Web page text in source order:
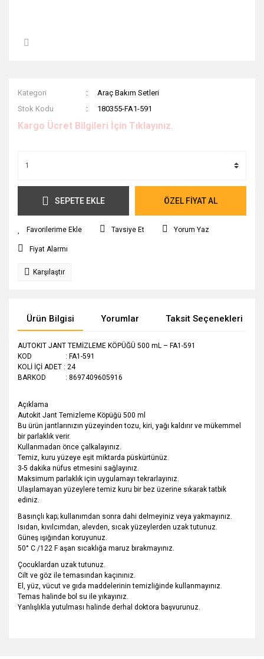
Kategori
Araç Bakım Setleri
Stok Kodu
180355-FA1-591
Kargo Ücret Bilgileri İçin Tıklayınız.
SEPETE EKLE ÖZEL FİYAT AL
Tavsiye Et Yorum Yaz
Fiyat Alarmı
Karşılaştır
Ürün Bilgisi Yorumlar Taksit Seçenekleri
AUTOKIT JANT TEMİZLEME KÖPÜĞÜ 500 mL – FA1-591
KOD : FA1-591
KOLİ İÇİ ADET : 24
BARKOD : 8697409605916
Açıklama
Autokit Jant Temizleme Köpüğü 500 ml
Bu ürün jantlarınızın yüzeyinden tozu, kiri, yağı kaldırır ve mükemmel
bir parlaklık verir.
Kullanmadan önce çalkalayınız.
Temiz, kuru yüzeye eşit miktarda püskürtünüz.
3-5 dakika nüfus etmesini sağlayınız.
Maksimum parlaklık için uygulamayı tekrarlayınız.
Ulaşılamayan yüzeylere temiz kuru bir bez üzerine sıkarak tatbik
ediniz.
Basınçlı kap; kullanımdan sonra dahi delmeyiniz veya yakmayınız.
Isıdan, kıvılcımdan, alevden, sıcak yüzeylerden uzak tutunuz.
Güneş ışığından koruyunuz.
50° C /122 F aşan sıcaklığa maruz bırakmayınız.
Çocuklardan uzak tutunuz.
Cilt ve göz ile temasından kaçınınız.
El, yüz, vücut ve gıda maddelerinin temizliğinde kullanmayınız.
Temas halinde bol su ile yıkayınız.
Yanlışlıkla yutulması halinde derhal doktora başvurunuz.